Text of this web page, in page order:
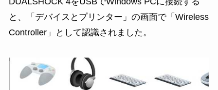
と、「デバイスとプリンター」の画面で「Wireless
Controller」として認識されました。